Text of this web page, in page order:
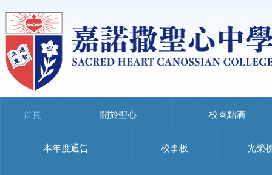
首頁 關於聖心 校園點滴
本年度通告 校事板 光榮